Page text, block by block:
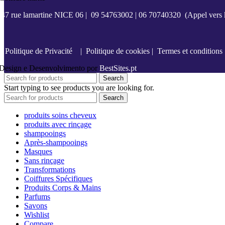
47 rue lamartine NICE 06 | 09 54763002 | 06 70740320 (Appel vers
Politique de Privacité | Politique de cookies | Termes et conditions
e Desenvolvimento por BestSites.pt
Search
Start typing to see products you are looking for.
Search
produits soins cheveux
produits avec rinçage
shampooings
Après-shampooings
Masques
Sans rinçage
Transformations
Coiffures Spécifiques
Produits Corps & Mains
Parfums
Savons
Wishlist